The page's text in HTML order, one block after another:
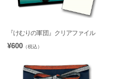
『けむりの軍団』クリアファイル
¥600 （税込）